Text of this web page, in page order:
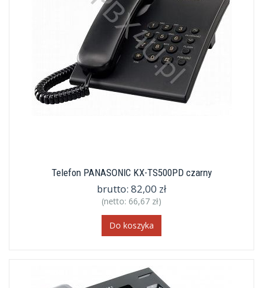
Telefon PANASONIC KX-TS500PD czarny
brutto: 82,00 zł
(netto: 66,67 zł)
Do koszyka